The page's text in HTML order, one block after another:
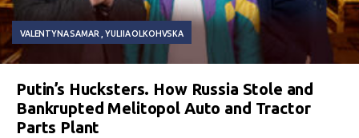
VALENTYNA SAMAR YULIIA OLKOHVSKA
Putin’s Hucksters. How Russia Stole and
Bankrupted Melitopol Auto and Tractor
Parts Plant